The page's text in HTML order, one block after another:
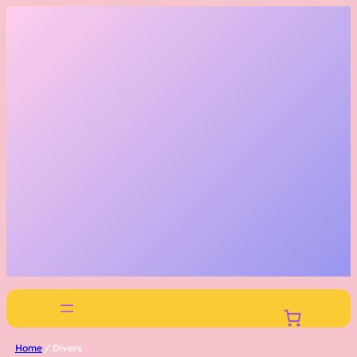
Home/ Divers